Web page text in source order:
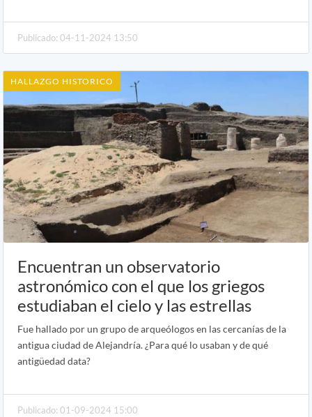
Publicado: 04-11-2024 13:50
HALLAZGO HISTORICO
Encuentran un observatorio
astronómico con el que los griegos
estudiaban el cielo y las estrellas
Fue hallado por un grupo de arqueólogos en las cercanías de la
antigua ciudad de Alejandría. ¿Para qué lo usaban y de qué
antigüedad data?
Publicado: 01-09-2024 15:00